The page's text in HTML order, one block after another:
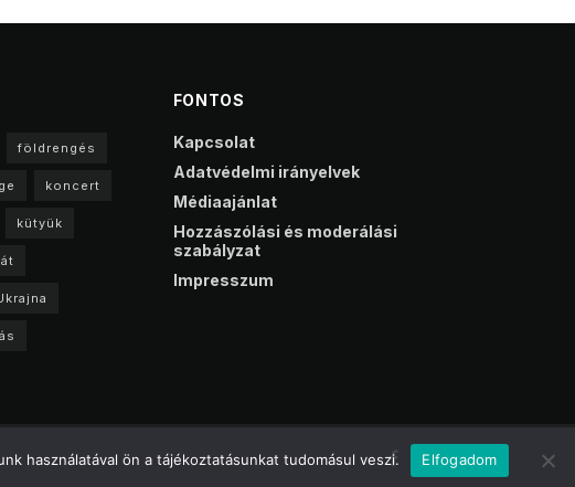
földrengés
koncert
kütyük
FONTOS
Kapcsolat
Adatvédelmi irányelvek
Médiaajánlat
Hozzászólási és moderálási
szabályzat
Impresszum
használatával ön a tájékoztatásunkat tudomásul veszi. Elfogadom